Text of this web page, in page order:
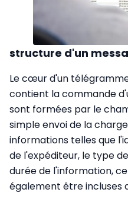
structure d'un
Le cœur d'un
contient la commande
sont formées par le
simple envoi de la
informations telles que
de l'expéditeur, le type
durée de l'information,
également être incluses